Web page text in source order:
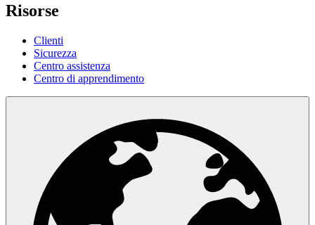
Risorse
Clienti
Sicurezza
Centro assistenza
Centro di apprendimento